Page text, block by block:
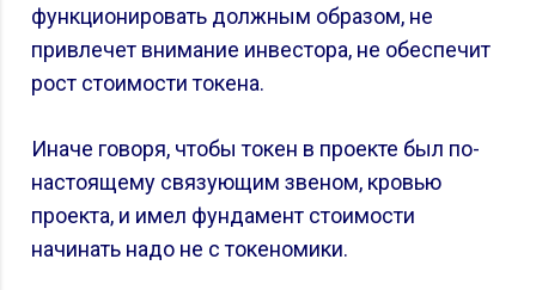
функционировать должным образом, не
привлечет внимание инвестора, не обеспечит
рост стоимости токена.
Иначе говоря, чтобы токен в проекте был по-
настоящему связующим звеном, кровью
проекта, и имел фундамент стоимости
начинать надо не с токеномики.